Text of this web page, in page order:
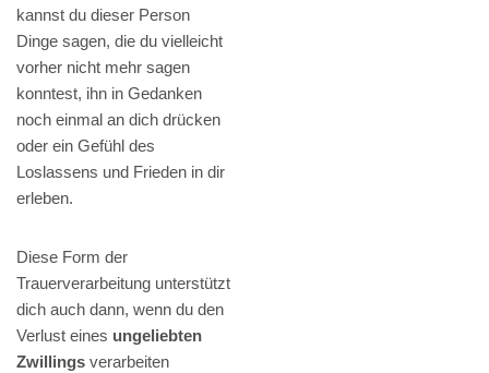
kannst du dieser Person
Dinge sagen, die du vielleicht
vorher nicht mehr sagen
konntest, ihn in Gedanken
noch einmal an dich drücken
oder ein Gefühl des
Loslassens und Frieden in dir
erleben.
Diese Form der
Trauerverarbeitung unterstützt
dich auch dann, wenn du den
Verlust eines ungeliebten
Zwillings verarbeiten